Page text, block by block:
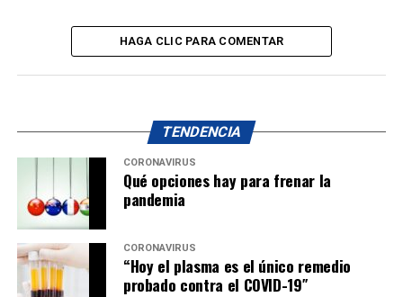
HAGA CLIC PARA COMENTAR
TENDENCIA
CORONAVIRUS
Qué opciones hay para frenar la
pandemia
CORONAVIRUS
“Hoy el plasma es el único remedio
probado contra el COVID-19″